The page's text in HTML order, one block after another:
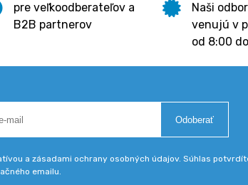
pre veľkoodberateľov a
B2B partnerov
Naši
venujú v
od 8:00
Odoberať
a zásadami ochrany osobných údajov. Súhlas
emailu.